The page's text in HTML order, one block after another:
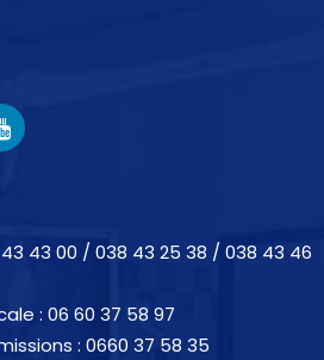
43 00 / 038 43 25 38 / 038 43 46
: 06 60 37 58 97
: 0660 37 58 35